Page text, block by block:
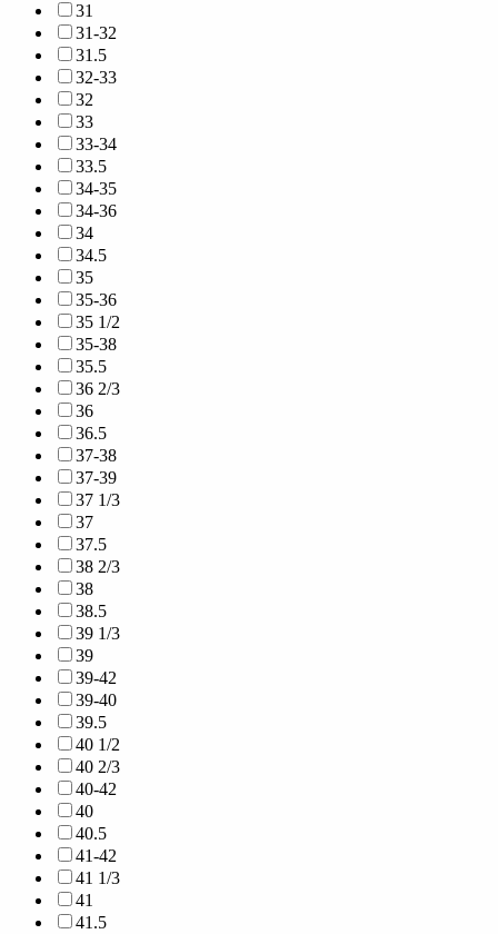
31
31-32
31.5
32-33
32
33
33-34
33.5
34-35
34-36
34
34.5
35
35-36
35 1/2
35-38
35.5
36 2/3
36
36.5
37-38
37-39
37 1/3
37
37.5
38 2/3
38
38.5
39 1/3
39
39-42
39-40
39.5
40 1/2
40 2/3
40-42
40
40.5
41-42
41 1/3
41
41.5